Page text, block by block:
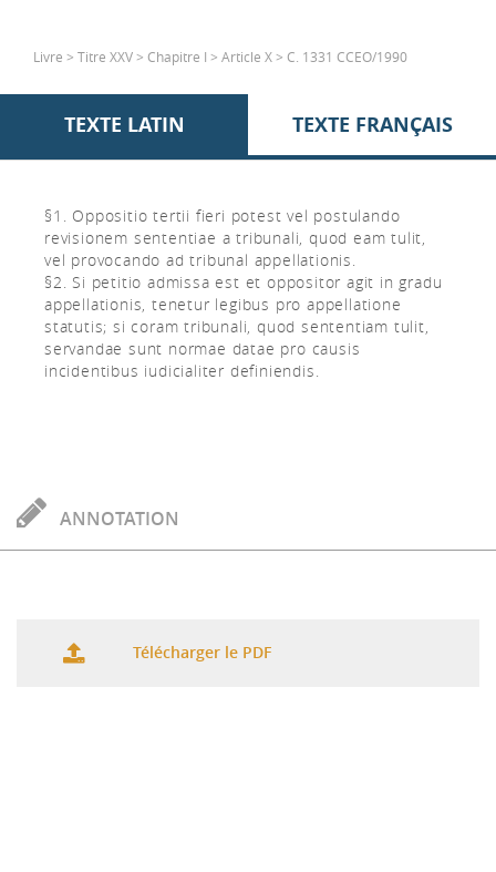
Livre > Titre XXV > Chapitre I > Article X > C. 1331 CCEO/1990
TEXTE LATIN TEXTE FRANÇAIS
§1. Oppositio tertii fieri potest vel postulando
revisionem sententiae a tribunali, quod eam tulit,
vel provocando ad tribunal appellationis.
§2. Si petitio admissa est et oppositor agit in gradu
appellationis, tenetur legibus pro appellatione
statutis; si coram tribunali, quod sententiam tulit,
servandae sunt normae datae pro causis
incidentibus iudicialiter definiendis.
ANNOTATION
Télécharger le PDF